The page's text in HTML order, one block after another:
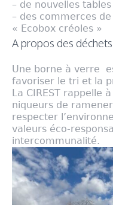
– de nouvelles
– des commerces
« Ecobox créoles »
A propos des
Une borne à verre
favoriser le tri et la
La CIREST rappelle
niqueurs de
respecter
valeurs éco-
intercommunalité.